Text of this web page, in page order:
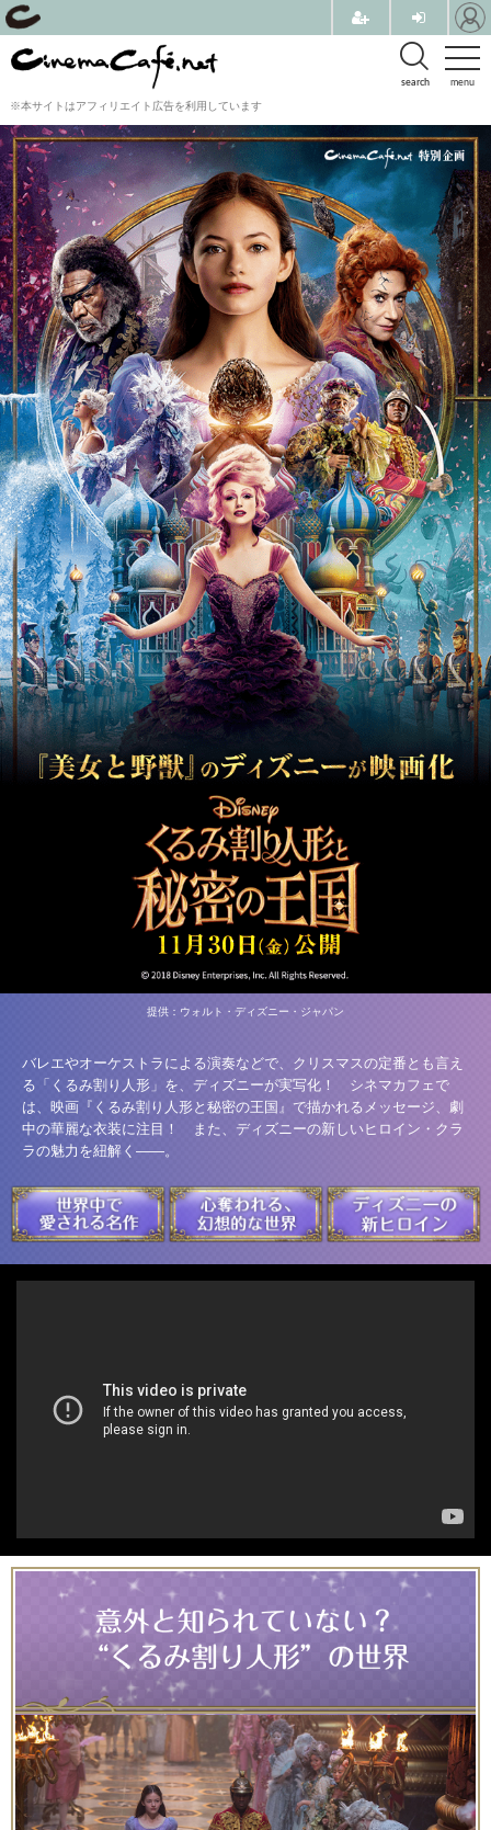
menu
search
※本サイトはアフィリエイト広告を利用しています
提供：ウォルト・ディズニー・ジャパン
バレエやオーケストラによる演奏などで、クリスマスの定番とも言え
る「くるみ割り人形」を、ディズニーが実写化！ シネマカフェで
は、映画『くるみ割り人形と秘密の王国』で描かれるメッセージ、劇
中の華麗な衣装に注目！ また、ディズニーの新しいヒロイン・クラ
ラの魅力を紐解く――。